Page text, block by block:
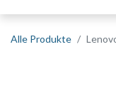
Alle Produkte